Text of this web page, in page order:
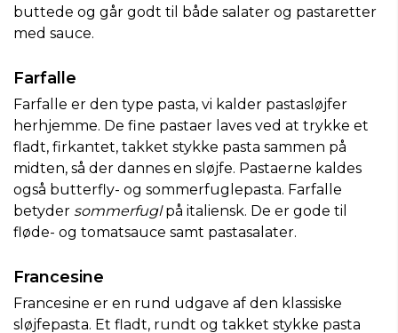
buttede og går godt til både salater og pastaretter
med sauce.
Farfalle
Farfalle er den type pasta, vi kalder pastasløjfer
herhjemme. De fine pastaer laves ved at trykke et
fladt, firkantet, takket stykke pasta sammen på
midten, så der dannes en sløjfe. Pastaerne kaldes
også butterfly- og sommerfuglepasta. Farfalle
betyder sommerfuglpå italiensk. De er gode til
fløde- og tomatsauce samt pastasalater.
Francesine
Francesine er en rund udgave af den klassiske
sløjfepasta. Et fladt, rundt og takket stykke pasta